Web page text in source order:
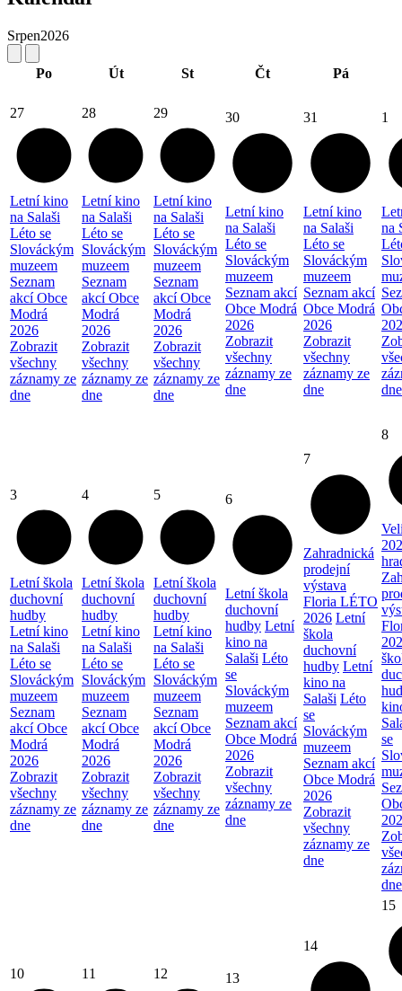
Srpen2026
Po Út St Čt Pá
27
Letní kino
na Salaši
Léto se
Slováckým
muzeem
Seznam
akcí Obce
Modrá
2026
Zobrazit
všechny
záznamy ze
dne
28
Letní kino
na Salaši
Léto se
Slováckým
muzeem
Seznam
akcí Obce
Modrá
2026
Zobrazit
všechny
záznamy ze
dne
29
Letní kino
na Salaši
Léto se
Slováckým
muzeem
Seznam
akcí Obce
Modrá
2026
Zobrazit
všechny
záznamy ze
dne
30
Letní kino
na Salaši
Léto se
Slováckým
muzeem
Seznam akcí
Obce Modrá
2026
Zobrazit
všechny
záznamy ze
dne
31
Letní kino
na Salaši
Léto se
Slováckým
muzeem
Seznam akcí
Obce Modrá
2026
Zobrazit
všechny
záznamy ze
dne
1
na
dne
3
Letní škola
duchovní
hudby
Letní kino
na Salaši
Léto se
Slováckým
muzeem
Seznam
akcí Obce
Modrá
2026
Zobrazit
všechny
záznamy ze
dne
4
Letní škola
duchovní
hudby
Letní kino
na Salaši
Léto se
Slováckým
muzeem
Seznam
akcí Obce
Modrá
2026
Zobrazit
všechny
záznamy ze
dne
5
Letní škola
duchovní
hudby
Letní kino
na Salaši
Léto se
Slováckým
muzeem
Seznam
akcí Obce
Modrá
2026
Zobrazit
všechny
záznamy ze
dne
6
Letní škola
duchovní
hudby Letní
kino na
Salaši Léto
se
Slováckým
muzeem
Seznam akcí
Obce Modrá
2026
Zobrazit
všechny
záznamy ze
dne
7
Zahradnická
prodejní
výstava
Floria LÉTO
2026 Letní
škola
duchovní
hudby Letní
kino na
Salaši Léto
se
Slováckým
muzeem
Seznam akcí
Obce Modrá
2026
Zobrazit
všechny
záznamy ze
dne
8
se
dne
10 11 12 13
14
15